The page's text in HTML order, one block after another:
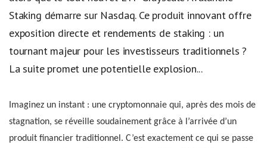
Staking démarre sur Nasdaq. Ce produit innovant offre
exposition directe et rendements de staking : un
tournant majeur pour les investisseurs traditionnels ?
La suite promet une potentielle explosion...
Imaginez un instant : une cryptomonnaie qui, après des mois de
stagnation, se réveille soudainement grâce à l’arrivée d’un
produit financier traditionnel. C’est exactement ce qui se passe